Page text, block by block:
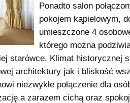
Ponadto salon
pokojem kąpielowym,
umieszczone 4
którego można
starówce. Klimat historycznej
architektury jak i bliskość
niezwykłe połączenie dla
zarazem cichą oraz